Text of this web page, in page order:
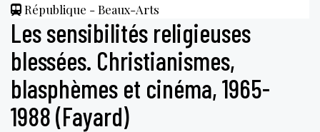
République - Beaux-Arts
Les sensibilités religieuses
blessées. Christianismes,
blasphèmes et cinéma, 1965-
1988 (Fayard)